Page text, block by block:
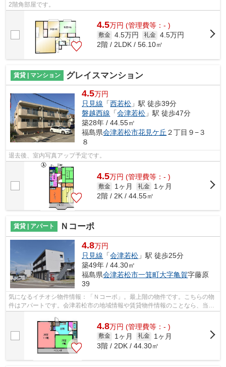
2階角部屋です。
4.5万円 (管理費等：- )
敷金 4.5万円 礼金 4.5万円
2階 / 2LDK / 56.10㎡
賃貸 | マンション グレイスマンション
4.5万円
只見線 「西若松 」駅 徒歩39分
磐越西線 「会津若松 」駅 徒歩47分
築28年 / 44.55㎡
福島県会津若松市花見ケ丘 ２丁目９−３
８
退去後、室内写真アップ予定です。
4.5万円 (管理費等：- )
敷金 1ヶ月 礼金
1ヶ月
2階 / 2K / 44.55㎡
賃貸 | アパート Ｎコーポ
4.8万円
只見線 「会津若松 」駅 徒歩25分
築49年 / 44.30㎡
福島県会津若松市一箕町大字亀賀字藤原
39
気になるイチオシ物件情報：「Ｎコーポ」。最上階の物件です。こちらの物
件はアパートです。会津若松市の地域情報や賃貸物件情報のことなら、当社
4.8万円 (管理費等：- )
敷金 1ヶ月 礼金
1ヶ月
3階 / 2DK / 44.30㎡